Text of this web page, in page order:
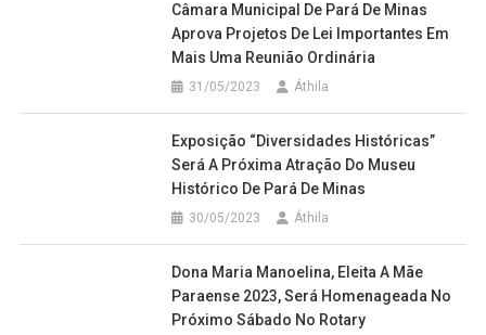
Câmara Municipal De Pará De Minas
Aprova Projetos De Lei Importantes Em
Mais Uma Reunião Ordinária
31/05/2023 Áthila
Exposição “Diversidades Históricas”
Será A Próxima Atração Do Museu
Histórico De Pará De Minas
30/05/2023 Áthila
Dona Maria Manoelina, Eleita A Mãe
Paraense 2023, Será Homenageada No
Próximo Sábado No Rotary